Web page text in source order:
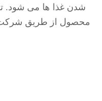
شدن غذا ها می شود.
محصول از طریق